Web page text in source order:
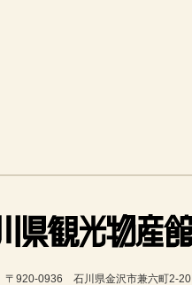
〒920-0936　石川県金沢市兼六町2-20